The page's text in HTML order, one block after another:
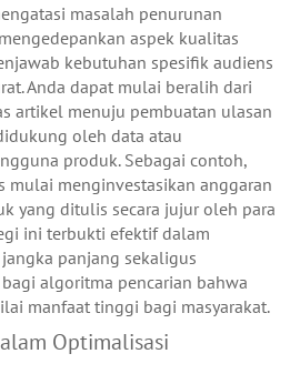
masalah penurunan
aspek kualitas
kebutuhan spesifik audiens
Anda dapat mulai beralih dari
artikel menuju pembuatan ulasan
oleh data atau
produk. Sebagai contoh,
mulai menginvestasikan anggaran
yang ditulis secara jujur oleh para
ini terbukti efektif dalam
panjang sekaligus
algoritma pencarian bahwa
manfaat tinggi bagi masyarakat.
Optimalisasi